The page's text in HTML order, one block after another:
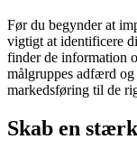
Før du begynder at
vigtigt at identificere
finder de information
målgruppes adfærd
markedsføring til de
Skab en